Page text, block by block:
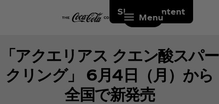
Skip to content
Menu
「アクエリアス クエン酸スパー
クリング」 6月4日（月）から
全国で新発売